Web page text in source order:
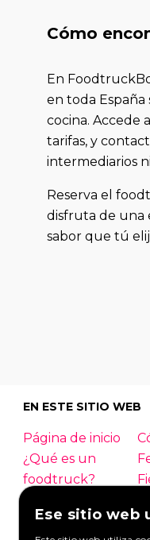
Cómo
En
en toda España
cocina. Accede
tarifas, y
intermediarios
Reserva el
disfruta de una
sabor que tú
EN ESTE SITIO WEB
Página de inicio
¿Qué es un
foodtruck?
Boda
Ese sitio web